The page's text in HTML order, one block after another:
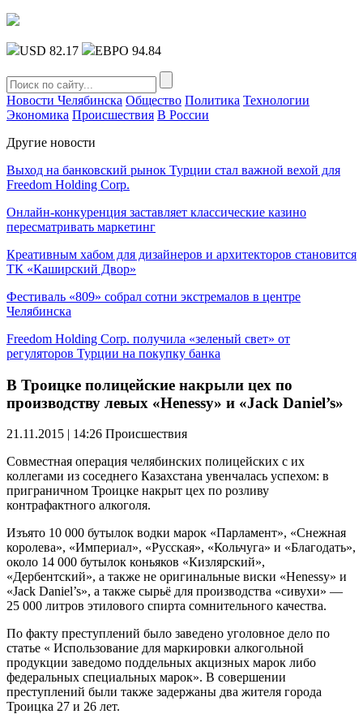
USD 82.17 ЕВРО 94.84
Новости Челябинска Общество Политика Технологии
Экономика Происшествия В России
Другие новости
Выход на банковский рынок Турции стал важной вехой для
Freedom Holding Corp.
Онлайн-конкуренция заставляет классические казино
пересматривать маркетинг
Креативным хабом для дизайнеров и архитекторов становится
ТК «Каширский Двор»
Фестиваль «809» собрал сотни экстремалов в центре
Челябинска
Freedom Holding Corp. получила «зеленый свет» от
регуляторов Турции на покупку банка
В Троицке полицейские накрыли цех по
производству левых «Henessy» и «Jack Daniel’s»
21.11.2015 | 14:26 Происшествия
Совместная операция челябинских полицейских с их
коллегами из соседнего Казахстана увенчалась успехом: в
приграничном Троицке накрыт цех по розливу
контрафактного алкоголя.
Изъято 10 000 бутылок водки марок «Парламент», «Снежная
королева», «Империал», «Русская», «Кольчуга» и «Благодать»,
около 14 000 бутылок коньяков «Кизлярский»,
«Дербентский», а также не оригинальные виски «Henessy» и
«Jack Daniel’s», а также сырьё для производства «сивухи» —
25 000 литров этилового спирта сомнительного качества.
По факту преступлений было заведено уголовное дело по
статье « Использование для маркировки алкогольной
продукции заведомо поддельных акцизных марок либо
федеральных специальных марок». В совершении
преступлений были также задержаны два жителя города
Троицка 27 и 26 лет.